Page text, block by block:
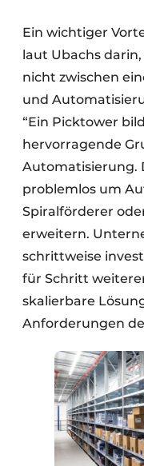
Ein wichtiger
laut Ubachs
nicht zwischen
und
“Ein Picktower
hervorragende
Automatisierung.
problemlos um
Spiralförderer
erweitern.
schrittweise
für Schritt
skalierbare
Anforderungen